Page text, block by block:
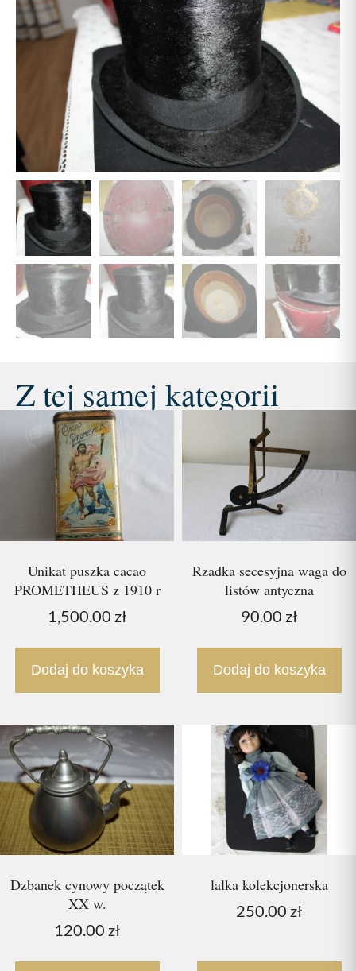
Z tej samej kategorii
Unikat puszka cacao
PROMETHEUS z 1910 r
1,500.00 zł
Dodaj do koszyka
Rzadka secesyjna waga do
listów antyczna
90.00 zł
Dodaj do koszyka
Dzbanek cynowy początek
XX w.
120.00 zł
lalka kolekcjonerska
250.00 zł